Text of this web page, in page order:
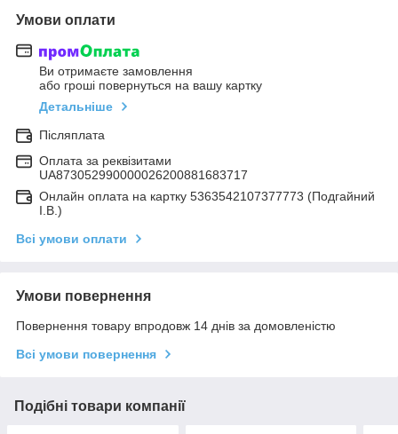
Умови оплати
Ви отримаєте замовлення
або гроші повернуться на вашу картку
Детальніше
Післяплата
Оплата за реквізитами
UA873052990000026200881683717
Онлайн оплата на картку 5363542107377773 (Подгайний
І.В.)
Всі умови оплати
Умови повернення
Повернення товару впродовж 14 днів за домовленістю
Всі умови повернення
Подібні товари компанії